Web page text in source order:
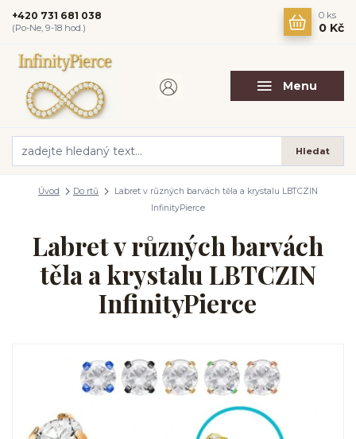
Menu
Hledat
+420 731 681 038
(Po-Ne, 9-18 hod.)
0 ks
0 Kč
Úvod Do rtů
Labret v různých barvách těla a krystalu LBTCZIN
InfinityPierce
Labret v různých barvách
těla a krystalu LBTCZIN
InfinityPierce